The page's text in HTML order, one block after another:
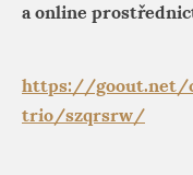
a online
https://goout.net/
trio/szqrsrw/